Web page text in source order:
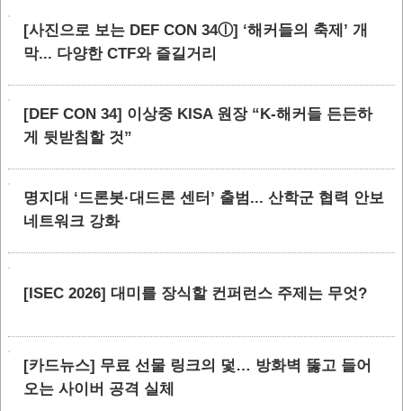
[사진으로 보는 DEF CON 34ⓛ] ‘해커들의 축제’ 개
막... 다양한 CTF와 즐길거리
[DEF CON 34] 이상중 KISA 원장 “K-해커들 든든하
게 뒷받침할 것”
명지대 ‘드론봇·대드론 센터’ 출범... 산학군 협력 안보
네트워크 강화
[ISEC 2026] 대미를 장식할 컨퍼런스 주제는 무엇?
[카드뉴스] 무료 선물 링크의 덫… 방화벽 뚫고 들어
오는 사이버 공격 실체